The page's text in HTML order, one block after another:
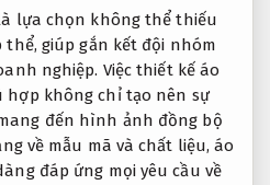
lựa chọn không thể thiếu
giúp gắn kết đội nhóm
nghiệp. Việc thiết kế áo
không chỉ tạo nên sự
đến hình ảnh đồng bộ
về mẫu mã và chất liệu, áo
đáp ứng mọi yêu cầu về